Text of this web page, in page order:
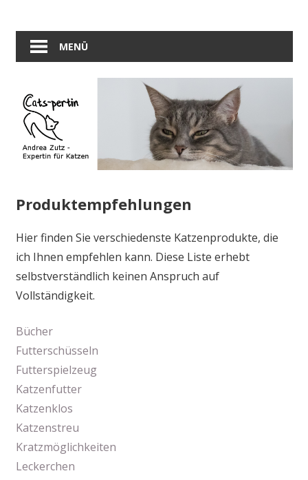
springen
Andrea
Zutz
–
Expertin
Katzen
für
Katzen
Halter
MENÜ
Produktempfehlungen
Hier finden Sie verschiedenste Katzenprodukte, die
ich Ihnen empfehlen kann. Diese Liste erhebt
selbstverständlich keinen Anspruch auf
Vollständigkeit.
Bücher
Futterschüsseln
Futterspielzeug
Katzenfutter
Katzenklos
Katzenstreu
Kratzmöglichkeiten
Leckerchen